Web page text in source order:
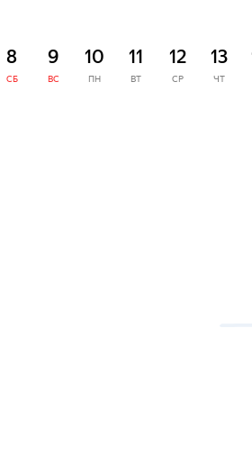
8
СБ
9
ВС
10
ПН
11
ВТ
12
СР
13
ЧТ